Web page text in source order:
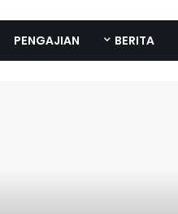
BERITA
PENGAJIAN